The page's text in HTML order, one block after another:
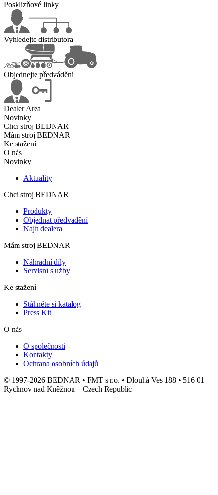
Posklizňové linky
Vyhledejte distributora
Objednejte předvádění
Dealer Area
Novinky
Chci stroj BEDNAR
Mám stroj BEDNAR
Ke stažení
O nás
Novinky
Aktuality
Chci stroj BEDNAR
Produkty
Objednat předvádění
Najít dealera
Mám stroj BEDNAR
Náhradní díly
Servisní služby
Ke stažení
Stáhněte si katalog
Press Kit
O nás
O společnosti
Kontakty
Ochrana osobních údajů
© 1997-2026 BEDNAR • FMT s.r.o. • Dlouhá Ves 188 • 516 01
Rychnov nad Kněžnou – Czech Republic